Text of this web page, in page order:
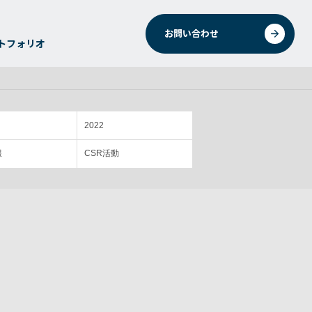
お問い合わせ
フォリオ
2022
CSR活動